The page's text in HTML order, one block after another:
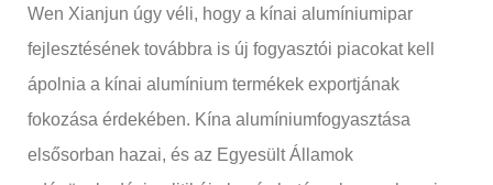
Wen Xianjun úgy véli, hogy a kínai alumíniumipar
fejlesztésének továbbra is új fogyasztói piacokat kell
ápolnia a kínai alumínium termékek exportjának
fokozása érdekében. Kína alumíniumfogyasztása
elsősorban hazai, és az Egyesült Államok